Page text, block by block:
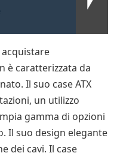
è caratterizzata da
Il suo case ATX
un utilizzo
gamma di opzioni
Il suo design elegante
dei cavi. Il case